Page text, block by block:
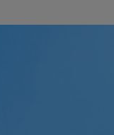
ใน